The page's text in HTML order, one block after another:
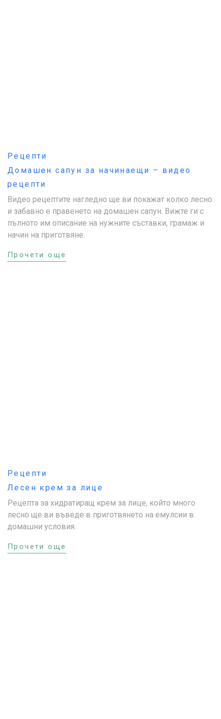
Рецепти
Домашен сапун за начинаещи – видео
рецепти
Видео рецептите нагледно ще ви покажат колко лесно
и забавно е правенето на домашен сапун. Вижте ги с
пълното им описание на нужните съставки, грамаж и
начин на приготвяне.
Прочети още
Рецепти
Лесен крем за лице
Рецепта за хидратиращ крем за лице, който много
лесно ще ви въведе в приготвянето на емулсии в
домашни условия.
Прочети още